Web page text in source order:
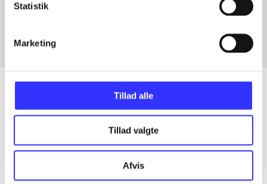
Statistik
Marketing
Tillad alle
Tillad valgte
Afvis
Fra
Alle registrerede artikler fordelt på udgivelser